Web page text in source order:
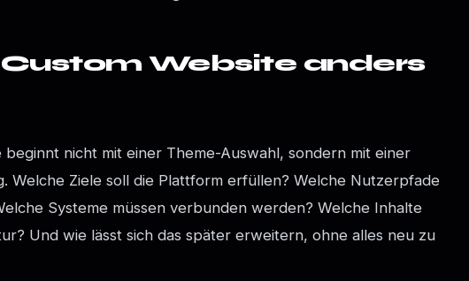
Website anders
beginnt nicht mit einer Theme-Auswahl, sondern mit einer
Welche Ziele soll die Plattform erfüllen? Welche Nutzerpfade
Systeme müssen verbunden werden? Welche Inhalte
Und wie lässt sich das später erweitern, ohne alles neu zu